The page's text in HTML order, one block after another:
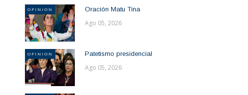
OPINION Oración Matu Tina
Ago 05, 2026
OPINION Patetismo presidencial
Ago 05, 2026